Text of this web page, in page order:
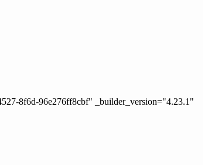
8f6d-96e276ff8cbf" _builder_version="4.23.1"